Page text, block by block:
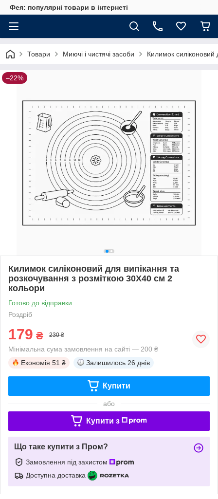
Фея: популярні товари в інтернеті
Товари Миючі і чистячі засоби Килимок силіконовий
–22%
Килимок силіконовий для випікання та
розкочування з розміткою 30Х40 см 2
кольори
Готово до відправки
Роздріб
179 ₴ 230 ₴
Мінімальна сума замовлення на сайті — 200 ₴
Економія 51 ₴ Залишилось 26 днів
Купити
або
Купити з
Що таке купити з Пром?
Замовлення під захистом
Доступна доставка